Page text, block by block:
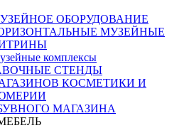
ОБОРУДОВАНИЕ
МУЗЕЙНЫЕ
комплексы
СТЕНДЫ
КОСМЕТИКИ И
МАГАЗИНА